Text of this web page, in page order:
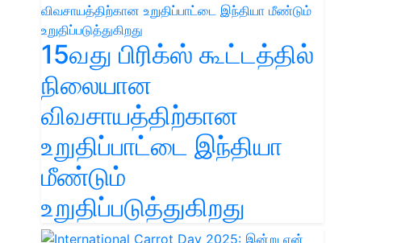
15வது பிரிக்ஸ் கூட்டத்தில்
நிலையான
விவசாயத்திற்கான
உறுதிப்பாட்டை இந்தியா
மீண்டும்
உறுதிப்படுத்துகிறது